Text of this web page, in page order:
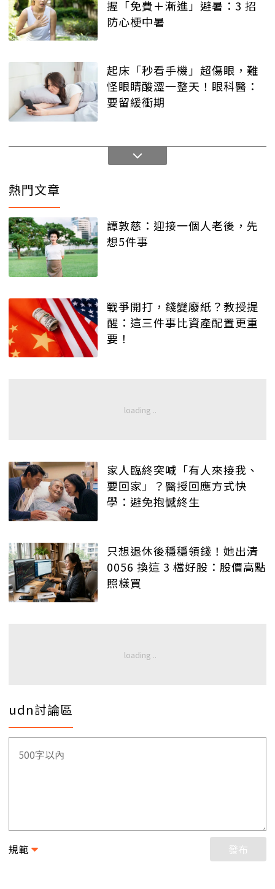
握「免費＋漸進」避暑：3 招
防心梗中暑
起床「秒看手機」超傷眼，難
怪眼睛酸澀一整天！眼科醫：
要留緩衝期
熱門文章
譚敦慈：迎接一個人老後，先
想5件事
戰爭開打，錢變廢紙？教授提
醒：這三件事比資產配置更重
要！
家人臨終突喊「有人來接我、
要回家」？醫授回應方式快
學：避免抱憾終生
只想退休後穩穩領錢！她出清
0056 換這 3 檔好股：股價高點
照樣買
udn討論區
規範 發布